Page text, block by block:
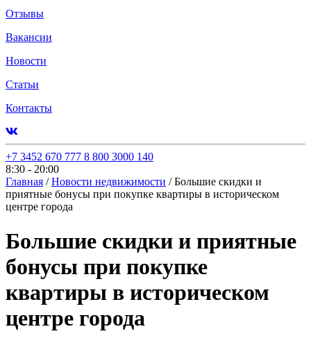
Отзывы
Вакансии
Новости
Статьи
Контакты
+7 3452 670 777 8 800 3000 140
8:30 - 20:00
Главная / Новости недвижимости / Большие скидки и
приятные бонусы при покупке квартиры в историческом
центре города
Большие скидки и приятные
бонусы при покупке
квартиры в историческом
центре города